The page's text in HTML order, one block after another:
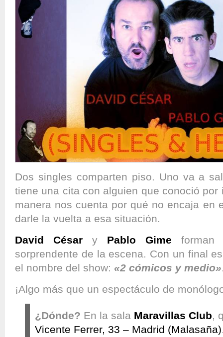
Dos singles comparten piso. Uno va a
tiene una cita con alguien que conoció por
manera nos cuenta por qué no encaja en
darle la vuelta a esa situación.
David César y Pablo Gime forman
sorprendente de la escena. Con un final
el nombre del show: «2 cómicos y medio»
¡Algo más que un espectáculo de
¿Dónde? En la sala Maravillas Club,
Vicente Ferrer, 33 – Madrid (Malasaña)